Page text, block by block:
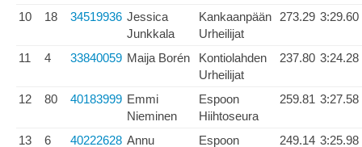
10 18 34519936 Jessica
Junkkala
Kankaanpään
Urheilijat
273.29 3:29.60
11 4 33840059 Maija Borén
Kontiolahden
Urheilijat
237.80 3:24.28
12 80 40183999 Emmi
Nieminen
Espoon
Hiihtoseura
259.81 3:27.58
13 6 40222628 Annu
Espoon
249.14 3:25.98